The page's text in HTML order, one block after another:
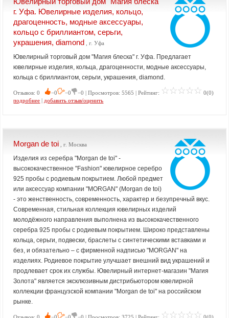
г. Уфа. Ювелирные изделия, кольцо,
драгоценность, модные аксессуары,
кольцо с бриллиантом, серьги,
украшения, diamond , г. Уфа
Ювелирный торговый дом "Магия блеска" г. Уфа. Предлагает
ювелирные изделия, кольца, драгоценности, модные аксессуары,
кольца с бриллиантом, серьги, украшения, diamond.
Отзывов: 0 −0 −0 −0 | Просмотров: 5565 | Рейтинг:
0(0)
подробнее | добавить отзыв/оценить
Morgan de toi , г. Москва
Изделия из серебра "Morgan de toi" -
высококачественное "Fashion" ювелирное серебро
925 пробы с родиевым покрытием. Любой предмет
или аксессуар компании "MORGAN" (Morgan de toi)
- это женственность, современность, характер и безупречный вкус.
Современная, стильная коллекция ювелирных изделий
молодёжного направления выполнена из высококачественного
серебра 925 пробы с родиевым покрытием. Широко представлены
кольца, серьги, подвески, браслеты с синтетическими вставками и
без, и обязательно – с фирменной надписью "MORGAN" на
изделиях. Родиевое покрытие улучшает внешний вид украшений и
продлевает срок их службы. Ювелирный интернет-магазин "Магия
Золота" является эксклюзивным дистрибьютором ювелирной
коллекции французской компании "Morgan de toi" на российском
рынке.